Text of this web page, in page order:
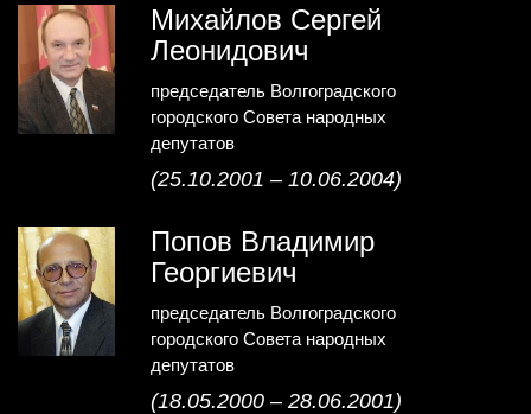
Михайлов Сергей
Леонидович
председатель Волгоградского
городского Совета народных
депутатов
(25.10.2001 – 10.06.2004)
Попов Владимир
Георгиевич
председатель Волгоградского
городского Совета народных
депутатов
(18.05.2000 – 28.06.2001)